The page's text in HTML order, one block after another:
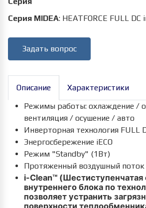
Серия MIDEA: HEATFORCE FULL DC
Задать вопрос
Описание
Характеристики
Режимы работы: охлаждение /
вентиляция / осушение / авто
Инверторная технология FULL
Энергосбережение iЕСО
Режим "Standby" (1Вт)
Протяженный воздушный поток
i-Clean™ (Шестиступенчатая
внутреннего блока по
позволяет устранить
поверхности